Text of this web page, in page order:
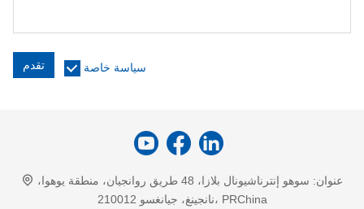
تقدم سياسة خاصة
عنوان:
سوهو إنترناشيونال بلازا، 48 طريق روانجيان، منطقة يوهوا،
نانجينغ، جيانغسو 210012، PRChina